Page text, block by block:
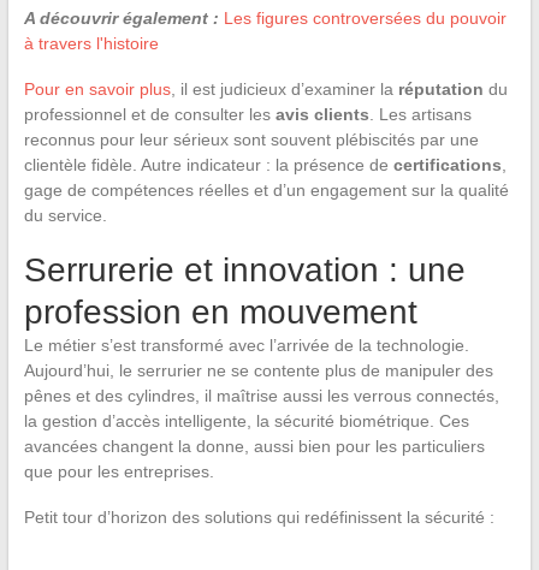
A découvrir également : Les figures controversées du pouvoir
à travers l'histoire
Pour en savoir plus, il est judicieux d’examiner la réputation du
professionnel et de consulter les avis clients . Les artisans
reconnus pour leur sérieux sont souvent plébiscités par une
clientèle fidèle. Autre indicateur : la présence de certifications
gage de compétences réelles et d’un engagement sur la qualité
du service.
Serrurerie et innovation : une
profession en mouvement
Le métier s’est transformé avec l’arrivée de la technologie.
Aujourd’hui, le serrurier ne se contente plus de manipuler des
pênes et des cylindres, il maîtrise aussi les verrous connectés,
la gestion d’accès intelligente, la sécurité biométrique. Ces
avancées changent la donne, aussi bien pour les particuliers
que pour les entreprises.
Petit tour d’horizon des solutions qui redéfinissent la sécurité :